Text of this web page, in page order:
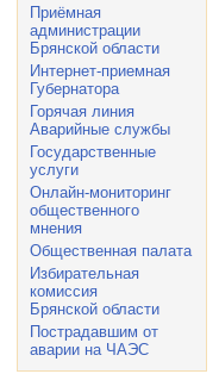
Приёмная
администрации
Брянской области
Интернет-приемная
Губернатора
Горячая линия
Аварийные службы
Государственные
услуги
Онлайн-мониторинг
общественного
мнения
Общественная палата
Избирательная
комиссия
Брянской области
Пострадавшим от
аварии на ЧАЭС